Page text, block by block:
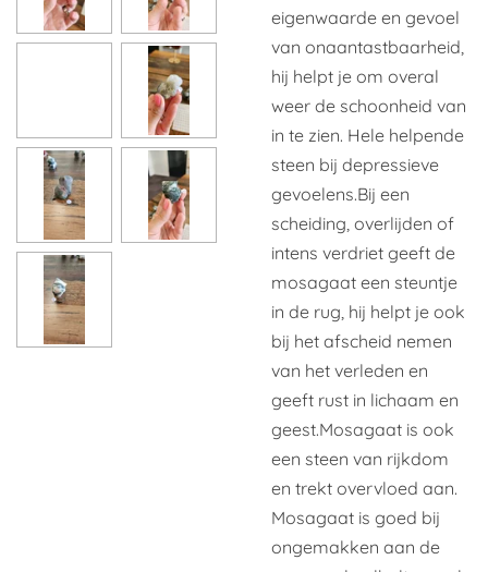
eigenwaarde en gevoel
van onaantastbaarheid,
hij helpt je om overal
weer de schoonheid van
in te zien. Hele helpende
steen bij depressieve
gevoelens.Bij een
scheiding, overlijden of
intens verdriet geeft de
mosagaat een steuntje
in de rug, hij helpt je ook
bij het afscheid nemen
van het verleden en
geeft rust in lichaam en
geest.Mosagaat is ook
een steen van rijkdom
en trekt overvloed aan.
Mosagaat is goed bij
ongemakken aan de